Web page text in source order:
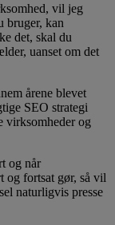
vil jeg
bruger, kan
det, skal du
uanset om det
årene blevet
SEO strategi
virksomheder og
og når
og fortsat gør, så vil
naturligvis presse